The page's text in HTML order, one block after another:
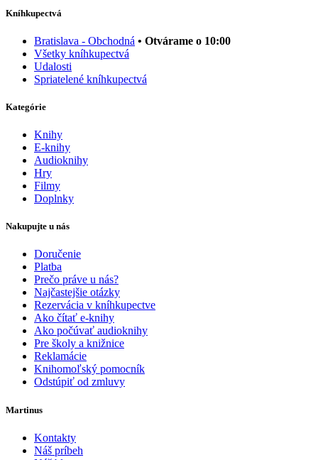
Kníhkupectvá
Bratislava - Obchodná • Otvárame o 10:00
Všetky kníhkupectvá
Udalosti
Spriatelené kníhkupectvá
Kategórie
Knihy
E-knihy
Audioknihy
Hry
Filmy
Doplnky
Nakupujte u nás
Doručenie
Platba
Prečo práve u nás?
Najčastejšie otázky
Rezervácia v kníhkupectve
Ako čítať e-knihy
Ako počúvať audioknihy
Pre školy a knižnice
Reklamácie
Knihomoľský pomocník
Odstúpiť od zmluvy
Martinus
Kontakty
Náš príbeh